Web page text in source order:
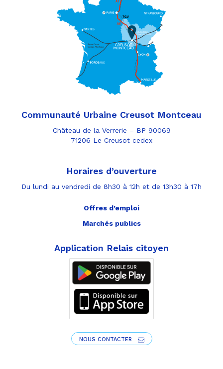
Communauté Urbaine Creusot Montceau
Château de la Verrerie – BP 90069
71206 Le Creusot cedex
Horaires d’ouverture
Du lundi au vendredi de 8h30 à 12h et de 13h30 à 17h
Offres d’emploi
Marchés publics
Application Relais citoyen
NOUS CONTACTER